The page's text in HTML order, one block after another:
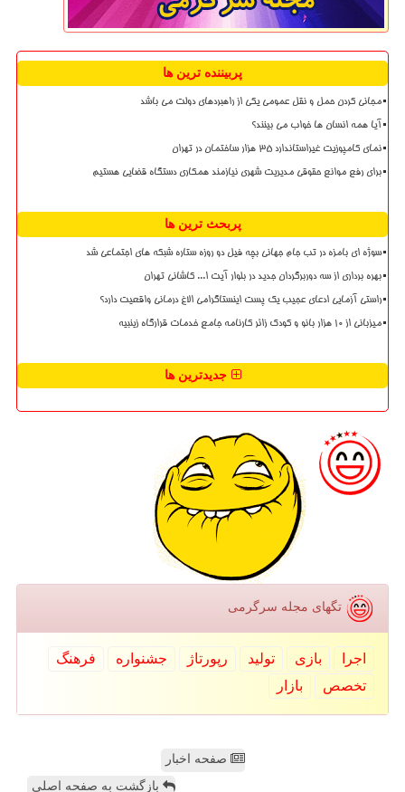
پربیننده ترین ها
مجانی کردن حمل و نقل عمومی یکی از راهبردهای دولت می باشد
آیا همه انسان ها خواب می بینند؟
نمای کامپوزیت غیراستاندارد ۳۵ هزار ساختمان در تهران
برای رفع موانع حقوقی مدیریت شهری نیازمند همکاری دستگاه قضایی هستیم
پربحث ترین ها
سوژه ای بامزه در تب جام جهانی بچه فیل دو روزه ستاره شبکه های اجتماعی شد
بهره برداری از سه دوربرگردان جدید در بلوار آیت ا... کاشانی تهران
راستی آزمایی ادعای عجیب یک پست اینستاگرامی الاغ درمانی واقعیت دارد؟
میزبانی از ۱۰ هزار بانو و کودک زائر کارنامه جامع خدمات قرارگاه زینبیه
جدیدترین ها
تگهای مجله سرگرمی
اجرا بازی تولید رپورتاژ جشنواره
فرهنگ
تخصص
بازار
صفحه اخبار
بازگشت به صفحه اصلی